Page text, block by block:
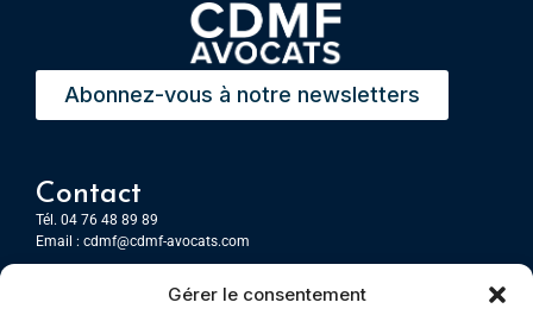
Gérer le consentement
Abonnez-vous à notre newsletters
Contact
Tél. 04 76 48 89 89
Email : cdmf@cdmf-avocats.com